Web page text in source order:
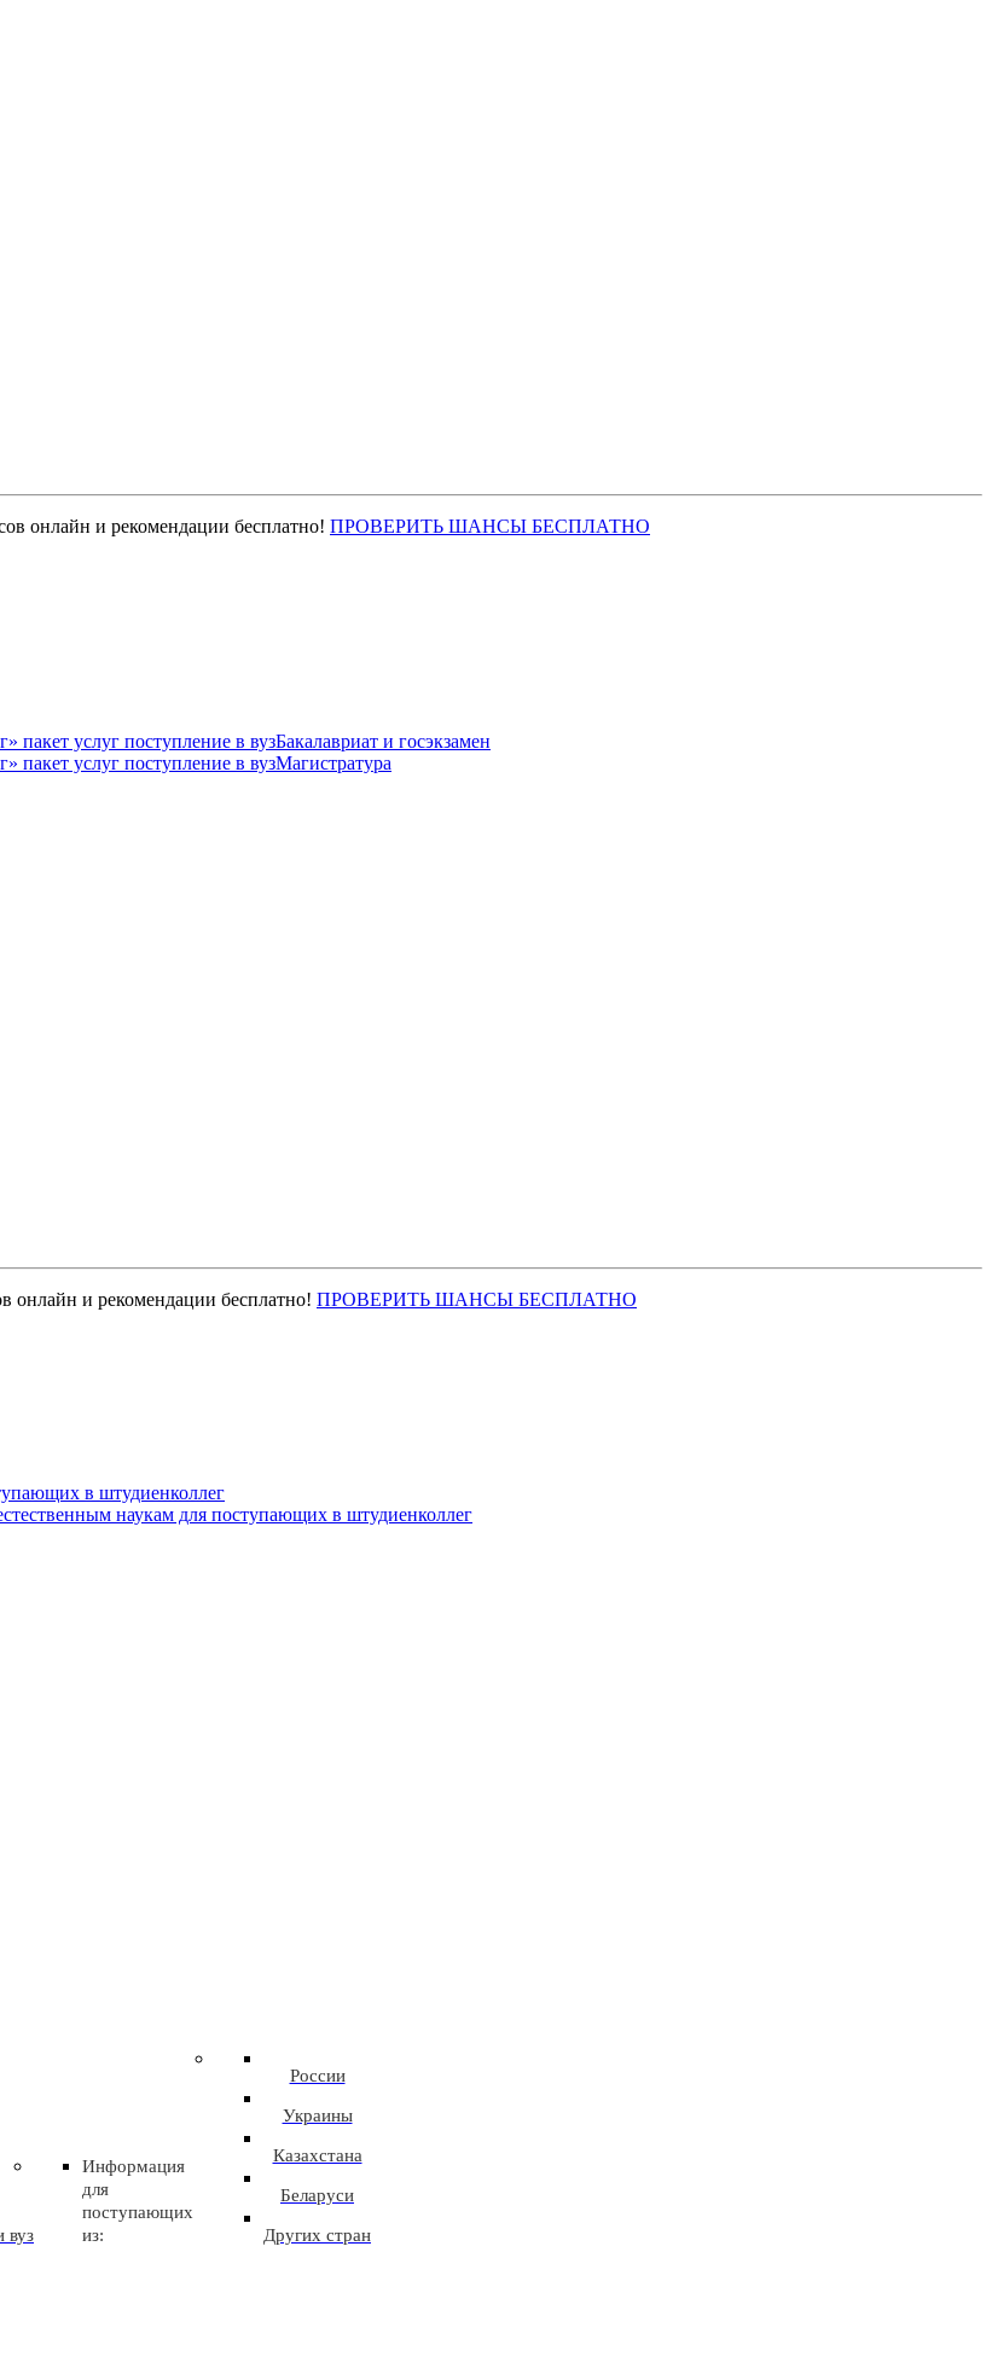
онлайн и рекомендации бесплатно! ПРОВЕРИТЬ ШАНСЫ БЕСПЛАТНО
Бакалавриат и госэкзамен
Магистратура
онлайн и рекомендации бесплатно! ПРОВЕРИТЬ ШАНСЫ БЕСПЛАТНО
в штудиенколлег
наукам для поступающих в штудиенколлег
вуз
Информация
для
поступающих
из:
России
Украины
Казахстана
Беларуси
Других стран